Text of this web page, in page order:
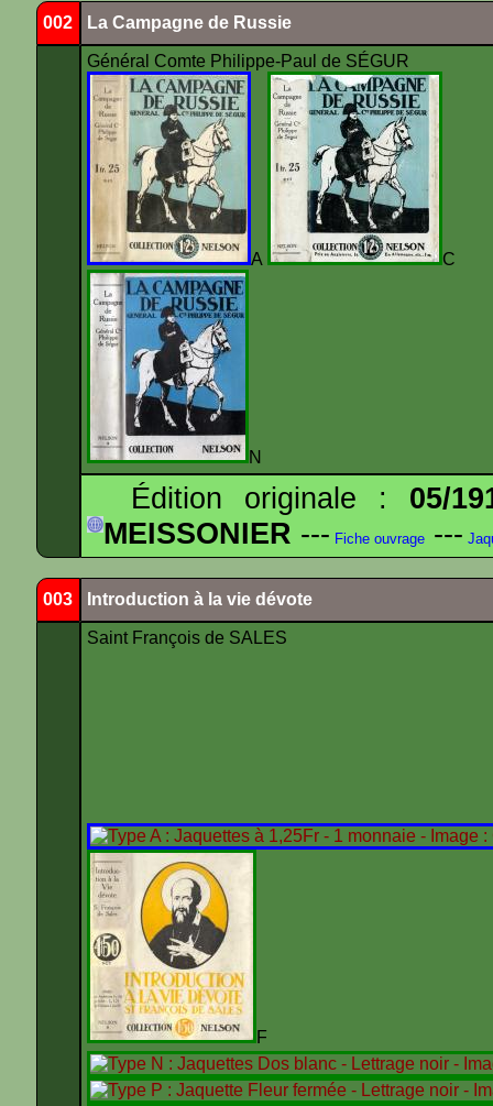
002 La Campagne de Russie
Général Comte Philippe-Paul de SÉGUR
A
N
Édition originale : 05/
MEISSONIER --- Fiche ouvrage ---
003 Introduction à la vie dévote
Saint François de SALES